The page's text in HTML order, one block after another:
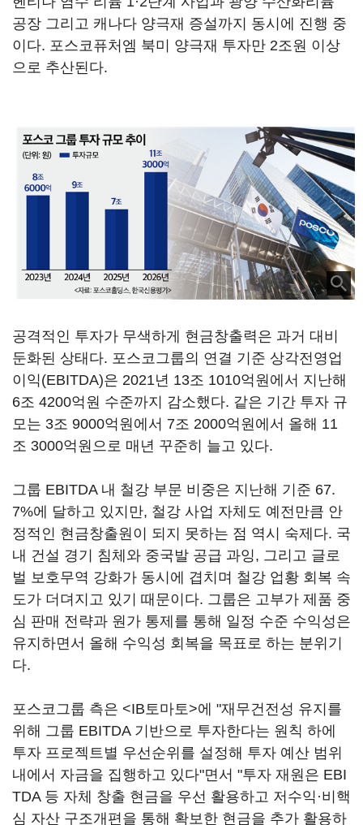
공장 그리고 캐나다 양극재 증설까지 동시에 진행 중
이다. 포스코퓨처엠 북미 양극재 투자만 2조원 이상
으로 추산된다.
공격적인 투자가 무색하게 현금창출력은 과거 대비
둔화된 상태다. 포스코그룹의 연결 기준 상각전영업
이익(EBITDA)은 2021년 13조 1010억원에서 지난해
6조 4200억원 수준까지 감소했다. 같은 기간 투자 규
모는 3조 9000억원에서 7조 2000억원에서 올해 11
조 3000억원으로 매년 꾸준히 늘고 있다.
그룹 EBITDA 내 철강 부문 비중은 지난해 기준 67.
7%에 달하고 있지만, 철강 사업 자체도 예전만큼 안
정적인 현금창출원이 되지 못하는 점 역시 숙제다. 국
내 건설 경기 침체와 중국발 공급 과잉, 그리고 글로
벌 보호무역 강화가 동시에 겹치며 철강 업황 회복 속
도가 더뎌지고 있기 때문이다. 그룹은 고부가 제품 중
심 판매 전략과 원가 통제를 통해 일정 수준 수익성은
유지하면서 올해 수익성 회복을 목표로 하는 분위기
다.
포스코그룹 측은 <IB토마토>에 "재무건전성 유지를
위해 그룹 EBITDA 기반으로 투자한다는 원칙 하에
투자 프로젝트별 우선순위를 설정해 투자 예산 범위
내에서 자금을 집행하고 있다"면서 "투자 재원은 EBI
TDA 등 자체 창출 현금을 우선 활용하고 저수익·비핵
심 자산 구조개편을 통해 확보한 현금을 추가 활용하